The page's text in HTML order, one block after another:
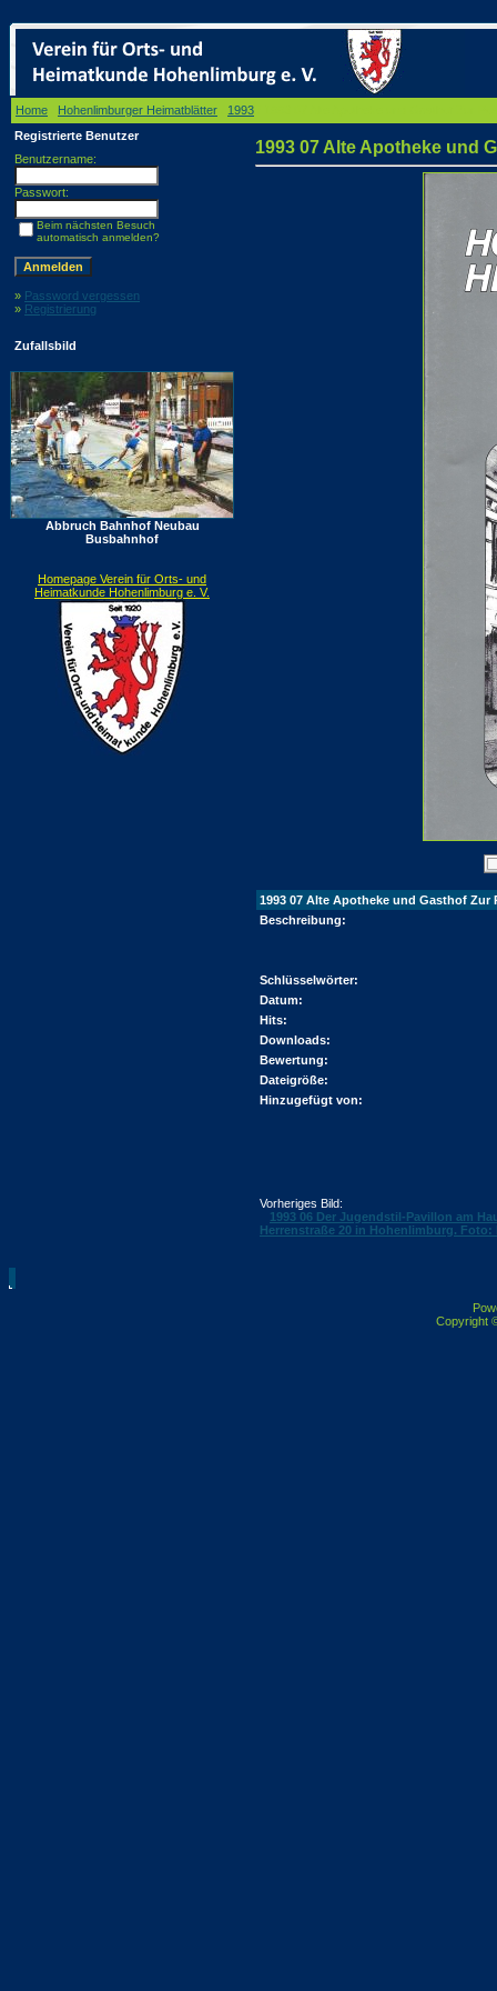
Home Hohenlimburger Heimatblätter 1993
Registrierte Benutzer
Benutzername:
Passwort:
Beim nächsten Besuch
automatisch anmelden?
» Password vergessen
» Registrierung
Zufallsbild
Abbruch Bahnhof Neubau
Busbahnhof
Homepage Verein für Orts- und
Heimatkunde Hohenlimburg e. V.
1993 07 Alte Apotheke und
1993 07 Alte Apotheke und Gasthof
Beschreibung:
Schlüsselwörter:
Datum:
Hits:
Downloads:
Bewertung:
Dateigröße:
Hinzugefügt von:
Vorheriges Bild:
1993 06 Der Jugendstil-Pavillon am
Herrenstraße 20 in Hohenlimburg. Foto:
Copyright